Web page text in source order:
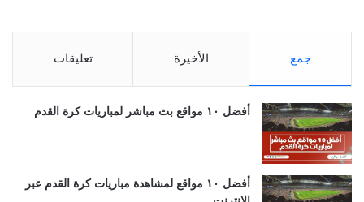
جمع الأخيرة تعليقات
أفضل ١٠ مواقع بث مباشر لمباريات كرة القدم
أفضل ١٠ مواقع لمشاهدة مباريات كرة القدم عبر